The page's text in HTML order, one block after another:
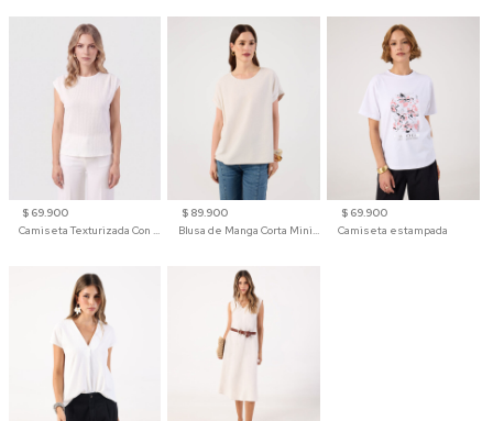
$ 69.900
$ 89.900
$ 69.900
Camiseta estampada